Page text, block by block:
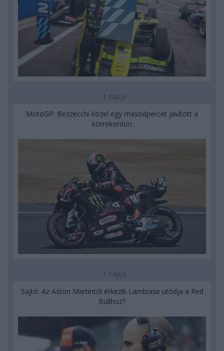
1 napja
MotoGP: Bezzecchi közel egy másodpercet javított a
körrekordon
1 napja
Sajtó: Az Aston Martintól érkezik Lambiase utódja a Red
Bullhoz?